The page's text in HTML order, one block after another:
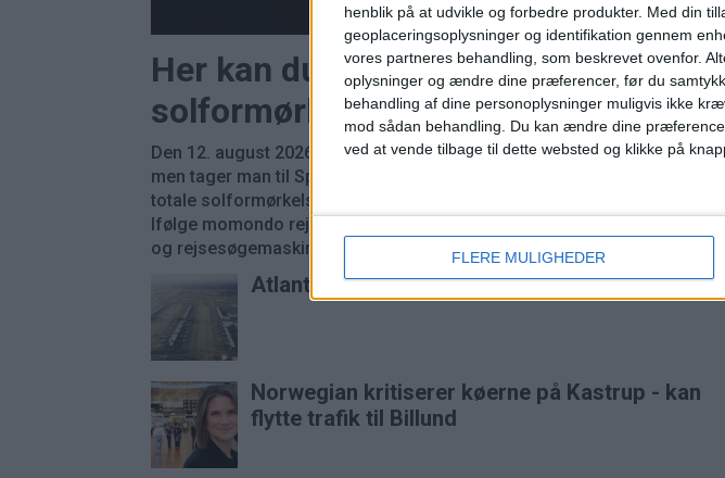
henblik på at udvikle og forbedre produkter. Med din
geoplaceringsoplysninger og identifikation gennem
vores partneres behandling, som beskrevet ovenfor.
oplysninger og ændre dine præferencer, før du
behandling af dine personoplysninger muligvis ikke
mod sådan behandling.
Du kan ændre dine
ved at vende tilbage til dette websted og klikke på
FLERE MULIGHEDER
Her kan du opleve total
solformørkelse
Den 12. august 2026 kan man opleve delvis solformørkelse i Danmark,
men tager man til Spanien, Grønland eller Island, kan man opleve den
totale solformørkelse, hvor solen for en kort stund forsvinder helt.
Ifølge momondo rejser vi i stigende grad efter store naturoplevelser,
og rejsesøgemaskinen guider her til 6 steder, hvor dag bliver til nat.
Atlanta er stadig verdens travleste lufthavn
Norwegian kritiserer køerne på Kastrup - kan
flytte trafik til Billund